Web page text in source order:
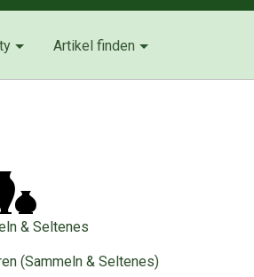
Artikel finden
& Seltenes
(Sammeln & Seltenes)